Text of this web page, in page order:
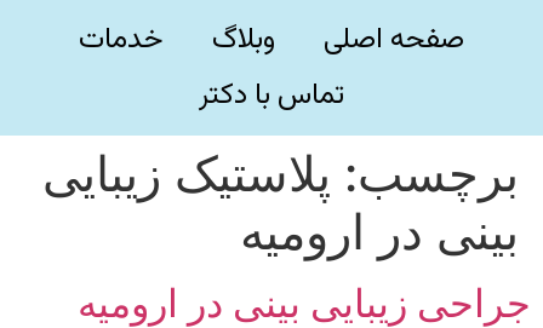
صفحه اصلی وبلاگ
خدمات
تماس با دکتر
برچسب: پلاستیک زیبایی
بینی در ارومیه
جراحی زیبایی بینی در ارومیه